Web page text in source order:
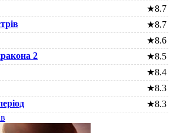
★8.7
★8.7
★8.6
2 ★8.5
★8.4
★8.3
★8.3